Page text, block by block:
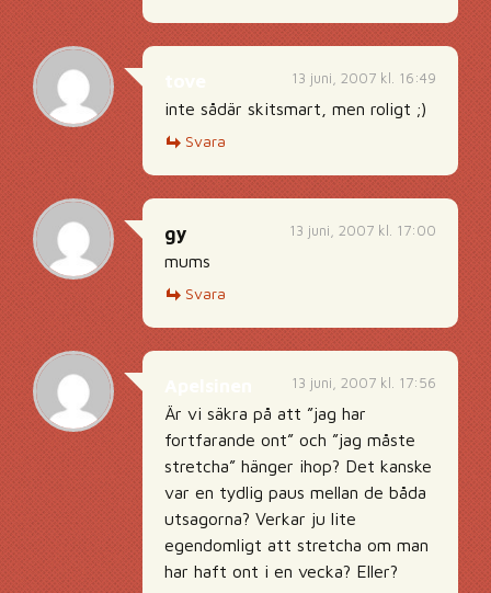
13 juni, 2007 kl. 16:49
inte sådär skitsmart, men roligt ;)
Svara
13 juni, 2007 kl. 17:00
gy
mums
Svara
13 juni, 2007 kl. 17:56
Är vi säkra på att ”jag har
fortfarande ont” och ”jag måste
stretcha” hänger ihop? Det kanske
var en tydlig paus mellan de båda
utsagorna? Verkar ju lite
egendomligt att stretcha om man
har haft ont i en vecka? Eller?